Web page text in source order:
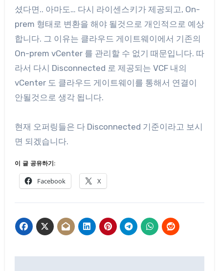
셨다면.. 아마도… 다시 라이센스키가 제공되고, On-
prem 형태로 변환을 해야 될것으로 개인적으로 예상
합니다. 그 이유는 클라우드 게이트웨이에서 기존의
On-prem vCenter 를 관리할 수 없기 때문입니다. 따
라서 다시 Disconnected 로 제공되는 VCF 내의
vCenter 도 클라우드 게이트웨이를 통해서 연결이
안될것으로 생각 됩니다.
현재 오퍼링들은 다 Disconnected 기준이라고 보시
면 되겠습니다.
이 글 공유하기:
Facebook X